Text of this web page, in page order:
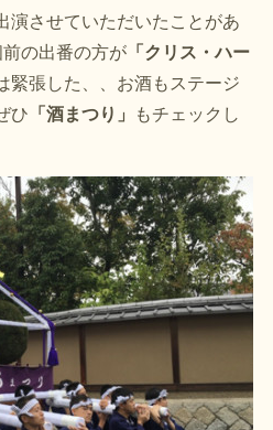
演させていただいたことがあ
の出番の方が 「クリス・ハー
緊張した、、お酒もステージ
ひ 「酒まつり」 もチェックし